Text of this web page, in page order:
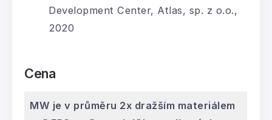
Development Center, Atlas, sp. z o.o.,
2020
Cena
MW je v průměru 2x dražším materiálem